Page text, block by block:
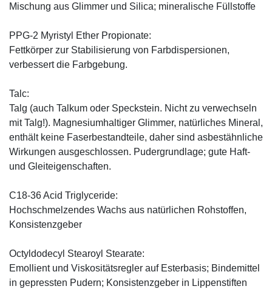
Mischung aus Glimmer und Silica; mineralische Füllstoffe
PPG-2 Myristyl Ether Propionate:
Fettkörper zur Stabilisierung von Farbdispersionen,
verbessert die Farbgebung.
Talc:
Talg (auch Talkum oder Speckstein. Nicht zu verwechseln
mit Talg!). Magnesiumhaltiger Glimmer, natürliches Mineral,
enthält keine Faserbestandteile, daher sind asbestähnliche
Wirkungen ausgeschlossen. Pudergrundlage; gute Haft-
und Gleiteigenschaften.
C18-36 Acid Triglyceride:
Hochschmelzendes Wachs aus natürlichen Rohstoffen,
Konsistenzgeber
Octyldodecyl Stearoyl Stearate:
Emollient und Viskositätsregler auf Esterbasis; Bindemittel
in gepressten Pudern; Konsistenzgeber in Lippenstiften